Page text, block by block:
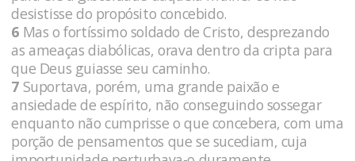
desistisse do propósito concebido.
6 Mas o fortíssimo soldado de Cristo, desprezando
as ameaças diabólicas, orava dentro da cripta para
que Deus guiasse seu caminho.
7 Suportava, porém, uma grande paixão e
ansiedade de espírito, não conseguindo sossegar
enquanto não cumprisse o que concebera, com uma
porção de pensamentos que se sucediam, cuja